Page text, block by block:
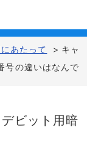
あたって > キャ
号の違いはなんで
ビット用暗